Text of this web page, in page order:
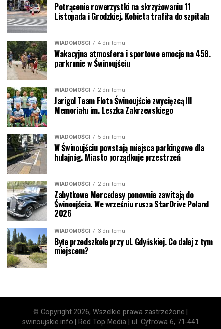
Potrącenie rowerzystki na skrzyżowaniu 11
Listopada i Grodzkiej. Kobieta trafiła do szpitala
WIADOMOŚCI 4 dni temu
Wakacyjna atmosfera i sportowe emocje na 458.
parkrunie w Świnoujściu
WIADOMOŚCI 2 dni temu
Jarigol Team Flota Świnoujście zwycięzcą III
Memoriału im. Leszka Zakrzewskiego
WIADOMOŚCI 5 dni temu
W Świnoujściu powstają miejsca parkingowe dla
hulajnóg. Miasto porządkuje przestrzeń
WIADOMOŚCI 2 dni temu
Zabytkowe Mercedesy ponownie zawitają do
Świnoujścia. We wrześniu rusza StarDrive Poland
2026
WIADOMOŚCI 3 dni temu
Byłe przedszkole przy ul. Gdyńskiej. Co dalej z tym
miejscem?
© Copyright 2026, Wszelkie prawa zastrzeżone |
swinoujskie.info | Red Top Media | ul. Cyfrowa 6, 71-441